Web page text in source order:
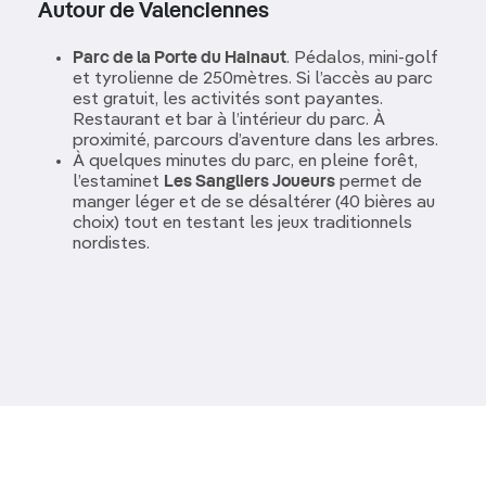
Autour de Valenciennes
Parc de la Porte du Hainaut. Pédalos, mini-golf
et tyrolienne de 250mètres. Si l’accès au parc
est gratuit, les activités sont payantes.
Restaurant et bar à l’intérieur du parc. À
proximité, parcours d’aventure dans les arbres.
À quelques minutes du parc, en pleine forêt,
l’estaminet Les Sangliers Joueurs permet de
manger léger et de se désaltérer (40 bières au
choix) tout en testant les jeux traditionnels
nordistes.